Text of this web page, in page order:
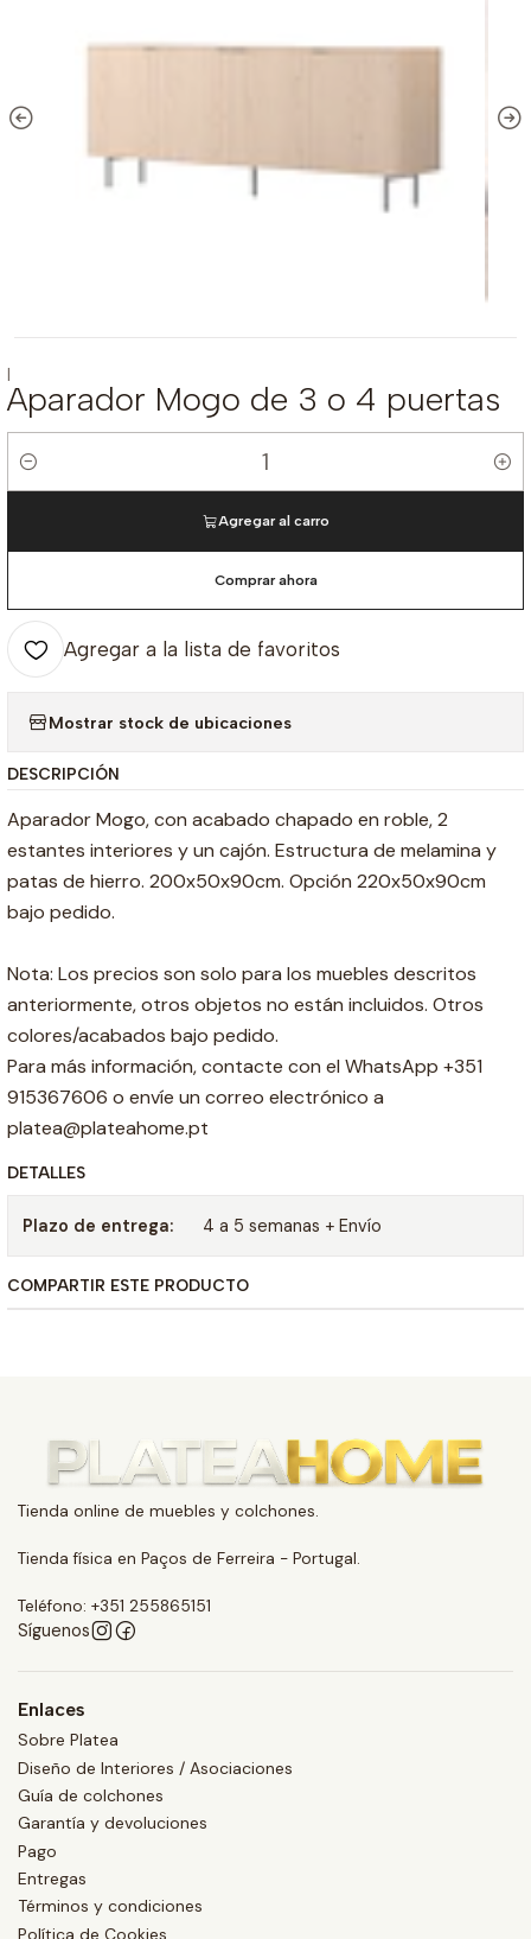
|
Aparador Mogo de 3 o 4 puertas
Cantidad
Agregar al carro
Comprar ahora
Agregar a la lista de favoritos
Mostrar stock de ubicaciones
DESCRIPCIÓN
Aparador Mogo, con acabado chapado en roble, 2
estantes interiores y un cajón. Estructura de melamina y
patas de hierro. 200x50x90cm. Opción 220x50x90cm
bajo pedido.
Nota: Los precios son solo para los muebles descritos
anteriormente, otros objetos no están incluidos. Otros
colores/acabados bajo pedido.
Para más información, contacte con el WhatsApp +351
915367606 o envíe un correo electrónico a
platea@plateahome.pt
DETALLES
Plazo de entrega: 4 a 5 semanas + Envío
COMPARTIR ESTE PRODUCTO
Tienda online de muebles y colchones.
Tienda física en Paços de Ferreira - Portugal.
Teléfono: +351 255865151
Síguenos
Enlaces
Sobre Platea
Diseño de Interiores / Asociaciones
Guía de colchones
Garantía y devoluciones
Pago
Entregas
Términos y condiciones
Política de Cookies